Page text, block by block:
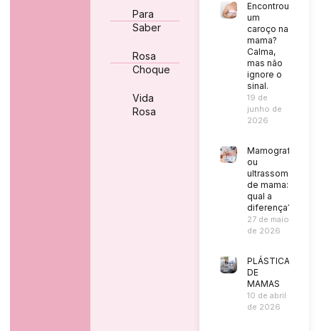
Para
Saber
Rosa
Choque
Vida
Rosa
Encontrou
um
caroço na
mama?
Calma,
mas não
ignore o
sinal.
19 de
junho de
2026
Mamografia
ou
ultrassom
de mama:
qual a
diferença?
27 de maio
de 2026
PLÁSTICA
DE
MAMAS
10 de abril
de 2026